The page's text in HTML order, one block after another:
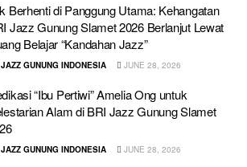
Berhenti di Panggung Utama: Kehangatan
Jazz Gunung Slamet 2026 Berlanjut Lewat
Belajar “Kandahan Jazz”
JAZZ GUNUNG INDONESIA JUNE 28, 2026
“Ibu Pertiwi” Amelia Ong untuk
Alam di BRI Jazz Gunung Slamet
JAZZ GUNUNG INDONESIA JUNE 28, 2026